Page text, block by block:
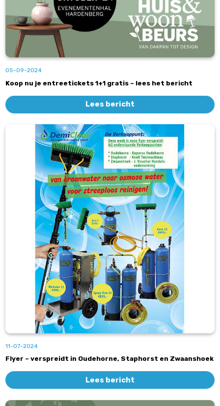
05-09-2024
Koop nu je entreetickets 1+1 gratis – lees het bericht
Lees bericht
11-07-2024
Flyer – verspreidt in Oudehorne, Staphorst en Zwaanshoek
Lees bericht